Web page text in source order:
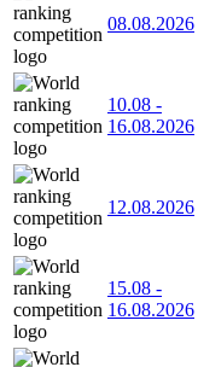
08.08.2026
10.08 -
16.08.2026
12.08.2026
15.08 -
16.08.2026